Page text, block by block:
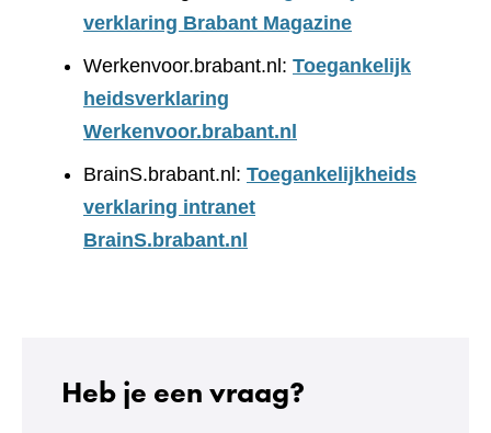
verklaring Brabant Magazine
Werkenvoor.brabant.nl: Toegankelijk
heidsverklaring
Werkenvoor.brabant.nl
BrainS.brabant.nl: Toegankelijkheids
verklaring intranet
BrainS.brabant.nl
Heb je een vraag?